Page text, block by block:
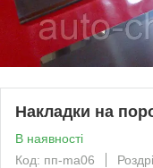
Накладки на
В наявності
Код: пп-ma06